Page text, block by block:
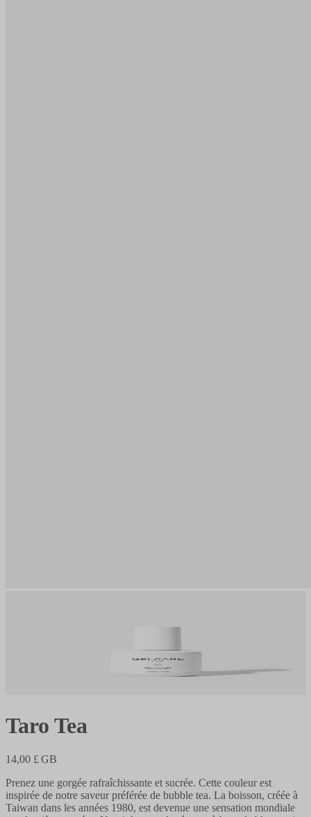
Taro Tea
14,00 £ GB
Prenez une gorgée rafraîchissante et sucrée. Cette couleur est
inspirée de notre saveur préférée de bubble tea. La boisson, créée à
Taiwan dans les années 1980, est devenue une sensation mondiale